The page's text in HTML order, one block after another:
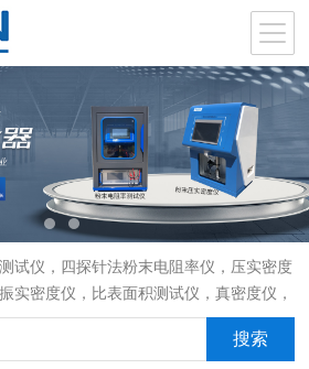
试仪，四探针法粉末电阻率仪，压实密度
实密度仪，比表面积测试仪，真密度仪，
仪，炭块二氧化碳反应测定仪